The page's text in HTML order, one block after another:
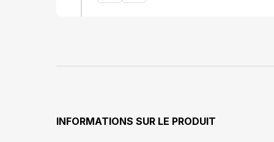
INFORMATIONS SUR LE PRODUIT